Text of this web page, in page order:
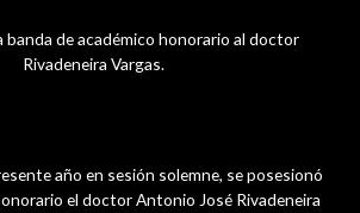
banda de académico honorario al doctor
Rivadeneira Vargas.
año en sesión solemne, se posesionó
el doctor Antonio José Rivadeneira